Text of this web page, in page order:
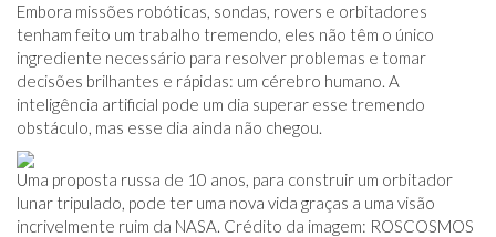
Embora missões robóticas, sondas, rovers e orbitadores
tenham feito um trabalho tremendo, eles não têm o único
ingrediente necessário para resolver problemas e tomar
decisões brilhantes e rápidas: um cérebro humano. A
inteligência artificial pode um dia superar esse tremendo
obstáculo, mas esse dia ainda não chegou.
Uma proposta russa de 10 anos, para construir um orbitador
lunar tripulado, pode ter uma nova vida graças a uma visão
incrivelmente ruim da NASA. Crédito da imagem: ROSCOSMOS